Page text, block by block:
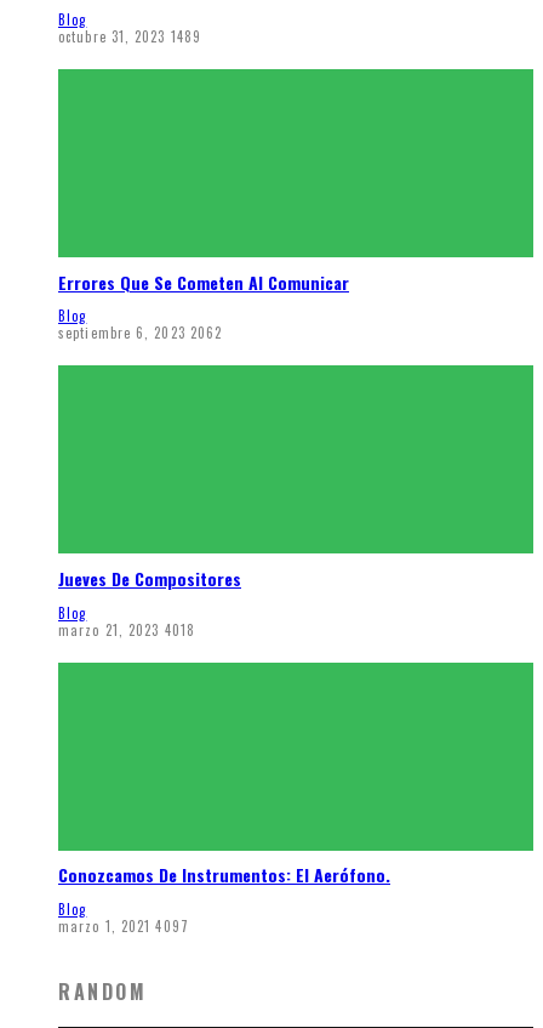
Blog
octubre 31, 2023 1489
Errores Que Se Cometen Al Comunicar
Blog
septiembre 6, 2023 2062
Jueves De Compositores
Blog
marzo 21, 2023 4018
Conozcamos De Instrumentos: El Aerófono.
Blog
marzo 1, 2021 4097
RANDOM